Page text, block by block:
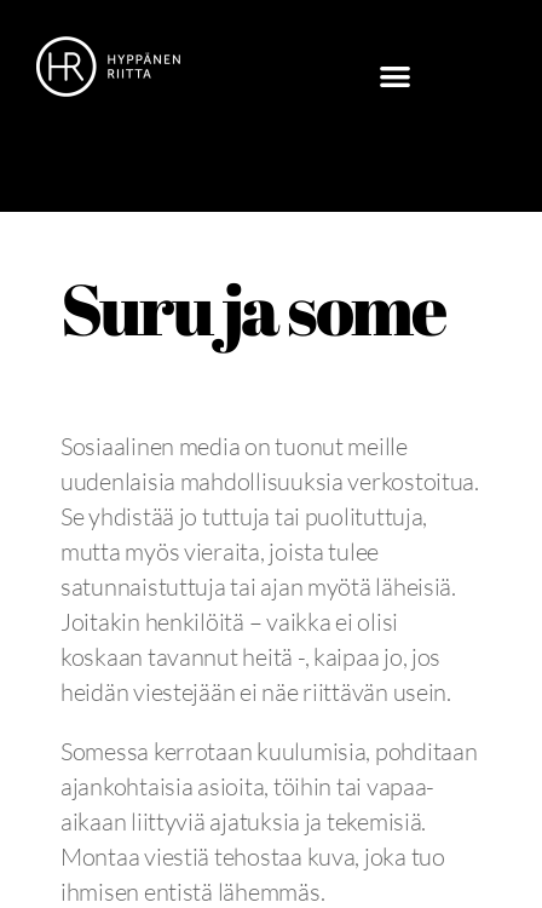
Suru ja some
Sosiaalinen media on tuonut meille
uudenlaisia mahdollisuuksia verkostoitua.
Se yhdistää jo tuttuja tai puolituttuja,
mutta myös vieraita, joista tulee
satunnaistuttuja tai ajan myötä läheisiä.
Joitakin henkilöitä – vaikka ei olisi
koskaan tavannut heitä -, kaipaa jo, jos
heidän viestejään ei näe riittävän usein.
Somessa kerrotaan kuulumisia, pohditaan
ajankohtaisia asioita, töihin tai vapaa-
aikaan liittyviä ajatuksia ja tekemisiä.
Montaa viestiä tehostaa kuva, joka tuo
ihmisen entistä lähemmäs.